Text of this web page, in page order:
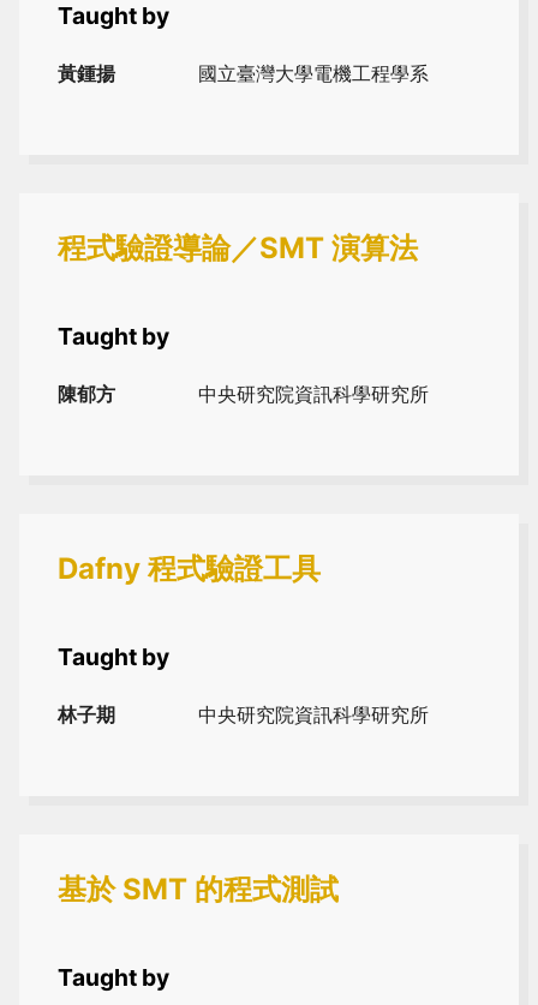
Taught by
黃鍾揚 國立臺灣大學電機工程學系
程式驗證導論／SMT 演算法
Taught by
陳郁方 中央研究院資訊科學研究所
Dafny 程式驗證工具
Taught by
林子期 中央研究院資訊科學研究所
基於 SMT 的程式測試
Taught by